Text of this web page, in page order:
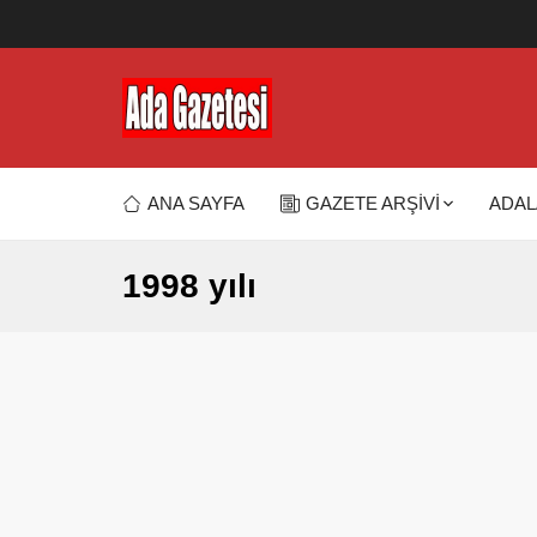
ANA SAYFA GAZETE ARŞİVİ
1998 yılı